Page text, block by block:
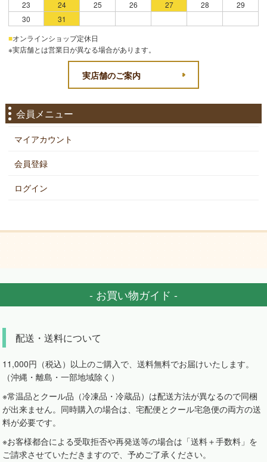
23
24 25 26 27 28
29
30
31
■オンラインショップ定休日
※実店舗とは営業日が異なる場合があります。
実店舗のご案内
会員メニュー
マイアカウント
会員登録
ログイン
- お買い物ガイド -
配送・送料について
11,000円（税込）以上のご購入で、送料無料でお届けいたします。
（沖縄・離島・一部地域除く）
※常温品とクール品（冷凍品・冷蔵品）は配送方法が異なるので同梱
が出来ません。同時購入の場合は、宅配便とクール宅急便の両方の送
料が必要です。
※お客様都合による受取拒否や再発送等の場合は「送料＋手数料」を
ご請求させていただきますので、予めご了承ください。